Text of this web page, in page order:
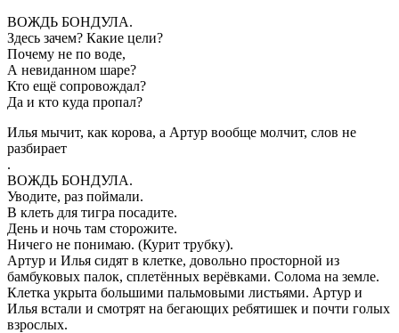
ВОЖДЬ БОНДУЛА.
Здесь зачем? Какие цели?
Почему не по воде,
А невиданном шаре?
Кто ещё сопровождал?
Да и кто куда пропал?
Илья мычит, как корова, а Артур вообще молчит, слов не
разбирает
.
ВОЖДЬ БОНДУЛА.
Уводите, раз поймали.
В клеть для тигра посадите.
День и ночь там сторожите.
Ничего не понимаю. (Курит трубку).
Артур и Илья сидят в клетке, довольно просторной из
бамбуковых палок, сплетённых верёвками. Солома на земле.
Клетка укрыта большими пальмовыми листьями. Артур и
Илья встали и смотрят на бегающих ребятишек и почти голых
взрослых.